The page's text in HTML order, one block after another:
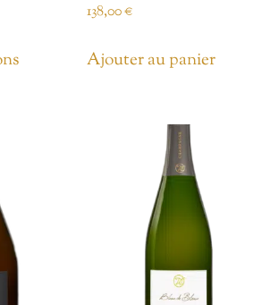
138,00€
Ajouter au panier